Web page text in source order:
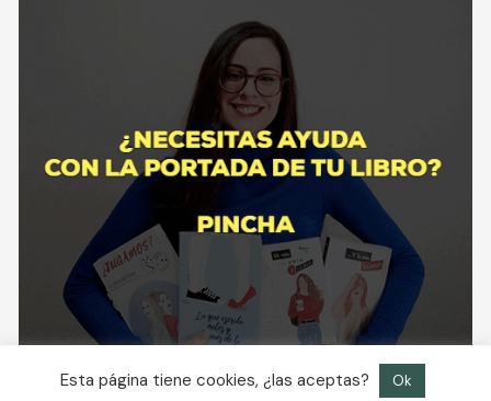
Esta página tiene cookies, ¿las aceptas? Ok